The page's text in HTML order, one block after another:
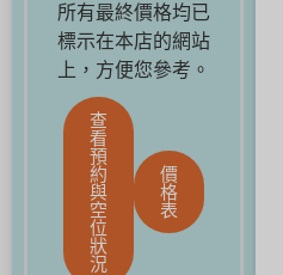
所有最終價格均已
標示在本店的網站
上，方便您參考。
查
看
預
約
與
空
位
狀
況
價
格
表